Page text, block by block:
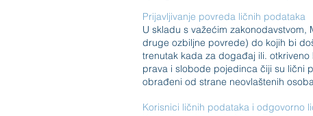
Prijavljivanje povreda ličnih podataka
U skladu s važećim zakonodavstvom,
druge ozbiljne povrede) do kojih bi
trenutak kada za događaj ili.
prava i slobode pojedinca čiji su lični
obrađeni od strane neovlaštenih
Korisnici ličnih podataka i odgovorno